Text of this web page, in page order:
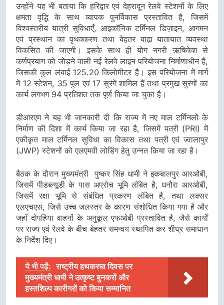
उन्होंने यह भी बताया कि हरिद्वार एवं देहरादून रेलवे स्टेशनों के लिए
क्षमता वृद्धि के साथ व्यापक पुनर्विकास प्रस्तावित है, जिसमें
विश्वस्तरीय यात्री सुविधाएँ, आइकॉनिक टर्मिनल डिज़ाइन, आगमन
एवं प्रस्थान का पृथक्करण तथा बेहतर बाह्य यातायात व्यवस्था
विकसित की जाएगी। इसके साथ ही योग नगरी ऋषिकेश से
कर्णप्रयाग को जोड़ने वाली नई रेलवे लाइन परियोजना निर्माणाधीन है,
जिसकी कुल लंबाई 125.20 किलोमीटर है। इस परियोजना में मार्ग
में 12 स्टेशन, 35 पुल एवं 17 सुरंगें शामिल हैं तथा प्रमुख सुरंगों का
कार्य लगभग 94 प्रतिशत तक पूर्ण किया जा चुका है।
डीआरएम ने यह भी जानकारी दी कि राज्य में नए माल टर्मिनलों के
निर्माण की दिशा में कार्य किया जा रहा है, जिसमें पत्री (PRI) में
एकीकृत माल टर्मिनल सुविधा का विकास तथा पत्री एवं ज्वालापुर
(JWP) स्टेशनों को एलएमवी लोडिंग हेतु उन्नत किया जा रहा है।
बैठक के दौरान मुख्यमंत्री पुष्कर सिंह धामी ने इकबालपुर आरओबी,
जिसमें पीडब्ल्यूडी के पास अप्रोच भूमि लंबित है, धनौरा आरओबी,
जिसमें रक्षा भूमि से संबंधित प्रकरण लंबित है, तथा लक्सर
एलएचएस, जिसे उच्च जलस्तर के कारण संशोधित किया गया है और
जहाँ दोपहिया वाहनों के अनुकूल एफओबी प्रस्तावित है, जैसे कार्यों
पर राज्य एवं रेलवे के बीच बेहतर समन्वय स्थापित कर शीघ्र समाधान
के निर्देश दिए।
ये भी पढ़ें: राष्ट्रीय हथकरघा दिवस पर
मुख्यमंत्री धामी ने उत्कृष्ट बुनकरों और
हस्तशिल्प कारीगरों को किया सम्मानित